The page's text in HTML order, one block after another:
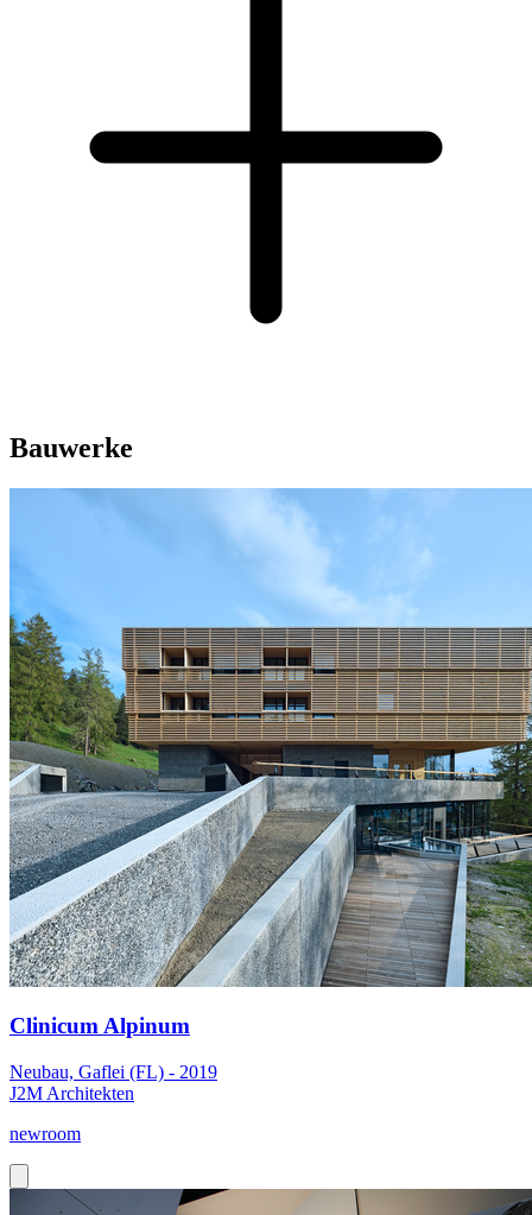
Bauwerke
Clinicum Alpinum
Neubau, Gaflei (FL) - 2019
J2M Architekten
newroom